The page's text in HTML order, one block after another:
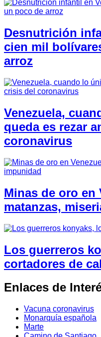
Desnutrición
cien mil
arroz
Venezuela,
queda es rezar
coronavirus
Minas de oro en
matanzas,
Los guerreros
cortadores de
Enlaces de
Vacuna coronavirus
Monarquía española
Marte